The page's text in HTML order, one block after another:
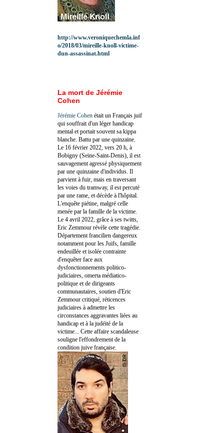
http://www.veroniquechemla.inf
o/2018/03/mireille-knoll-victime-
dun-assassinat.html
La mort de Jérémie
Cohen
Jérémie Cohen était un Français juif
qui souffrait d'un léger handicap
mental et portait souvent sa kippa
blanche. Battu par une quinzaine.
Le 16 février 2022, vers 20 h, à
Bobigny (Seine-Saint-Denis), il est
sauvagement agressé physiquement
par une quinzaine d'individus. Il
parvient à fuir, mais en traversant
les voies du tramway, il est percuté
par une rame, et décède à l'hôpital.
L'enquête piétine, malgré celle
menée par la famille de la victime.
Le 4 avril 2022, grâce à ses twitts,
Eric Zemmour révèle cette tragédie.
Département francilien dangereux
notamment pour les Juifs, famille
endeuillée et isolée contrainte
d'enquêter face aux
dysfonctionnements politico-
judiciaires, omerta médiatico-
politique et de dirigeants
communautaires, soutien d'Eric
Zemmour critiqué, réticences
judiciaires à admettre les
circonstances aggravantes liées au
handicap et à la judéité de la
victime... Cette affaire scandaleuse
souligne l'effondrement de la
condition juive française.